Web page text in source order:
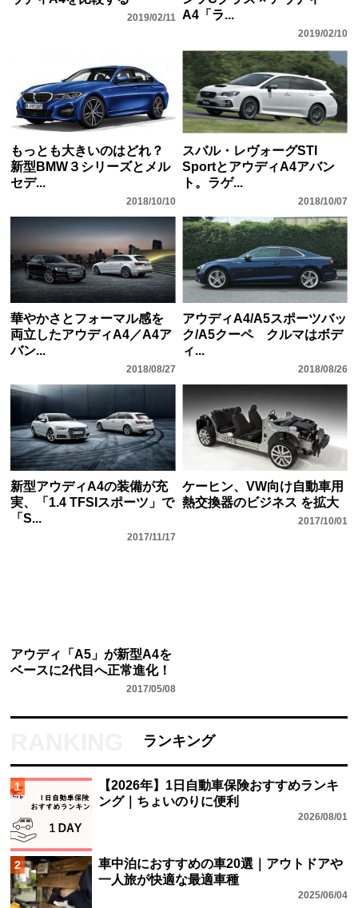
2019/02/11
A4「ラ...
2019/02/10
もっとも大きいのはどれ？
新型BMW３シリーズとメル
セデ...
2018/10/10
スバル・レヴォーグSTI
SportとアウディA4アバン
ト。ラゲ...
2018/10/07
華やかさとフォーマル感を
両立したアウディA4／A4ア
バン...
2018/08/27
アウディA4/A5スポーツバッ
ク/A5クーペ クルマはボデ
ィ...
2018/08/26
新型アウディA4の装備が充
実、「1.4 TFSIスポーツ」で
「S...
2017/11/17
ケーヒン、VW向け自動車用
熱交換器のビジネス を拡大
2017/10/01
アウディ「A5」が新型A4を
ベースに2代目へ正常進化！
2017/05/08
ランキング
1
【2026年】1日自動車保険おすすめランキ
ング｜ちょいのりに便利
2026/08/01
2
車中泊におすすめの車20選｜アウトドアや
一人旅が快適な最適車種
2025/06/04